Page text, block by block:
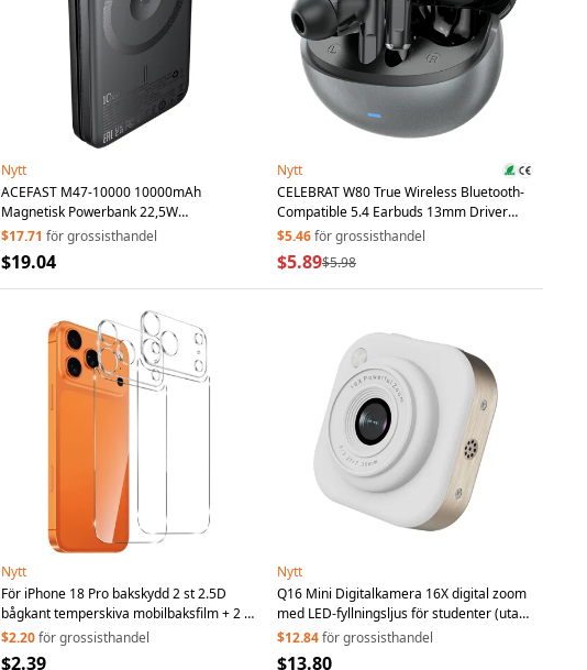
Nytt
ACEFAST M47-10000 10000mAh
Magnetisk Powerbank 22,5W
Snabbladdning Bärbar Laddare med
integrerad USB-C- och iP-kabel och
ställfot – Svart
$17.71 för grossisthandel
$19.04
Nytt
CELEBRAT W80 True Wireless Bluetooth-
Compatible 5.4 Earbuds 13mm Driver
HiFi Sound IPX4 Waterproof - Black
$5.46för grossisthandel
$5.89$5.98
Nytt
För iPhone 18 Pro bakskydd 2 st 2.5D
bågkant temperskiva mobilbaksfilm + 2 st
linsfilm - Transparent
$2.20för grossisthandel
$2.39
Nytt
Q16 Mini Digitalkamera 16X digital zoom
med LED-fyllningsljus för studenter (utan
TF-kort) - Vit
$12.84för grossisthandel
$13.80